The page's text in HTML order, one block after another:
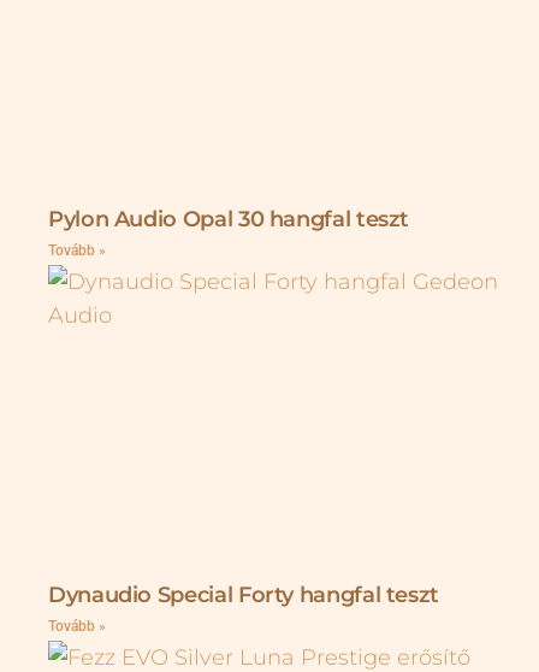
Pylon Audio Opal 30 hangfal teszt
Tovább »
Dynaudio Special Forty hangfal teszt
Tovább »